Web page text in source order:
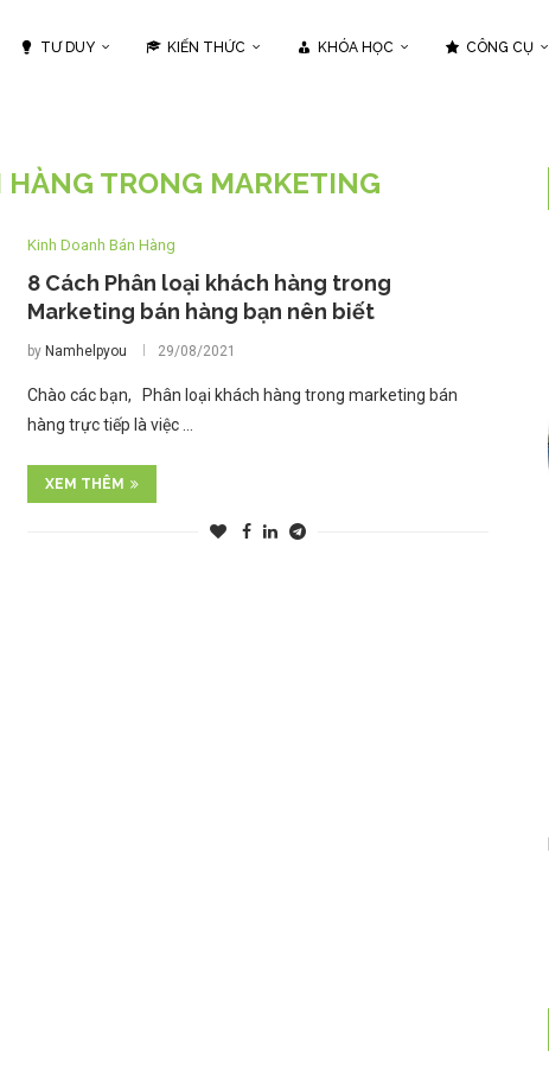
TƯ DUY KIẾN THỨC KHÓA HỌC CÔNG CỤ
TRONG MARKETING
Kinh Doanh Bán Hàng
8 Cách Phân loại khách hàng trong
Marketing bán hàng bạn nên biết
by Namhelpyou 29/08/2021
Chào các bạn, Phân loại khách hàng trong marketing bán
hàng trực tiếp là việc …
XEM THÊM